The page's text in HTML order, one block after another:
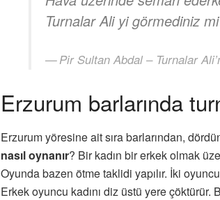
Turnalar Ali yi görmediniz
Pir Sultan Abdal – Turnalar
Erzurum barlarında
Erzurum yöresine ait sıra barlarından,
nasıl oynanır? Bir kadın bir erkek olmak
Oyunda bazen ötme taklidi yapılır. İki
Erkek oyuncu kadını diz üstü yere çöktürür.